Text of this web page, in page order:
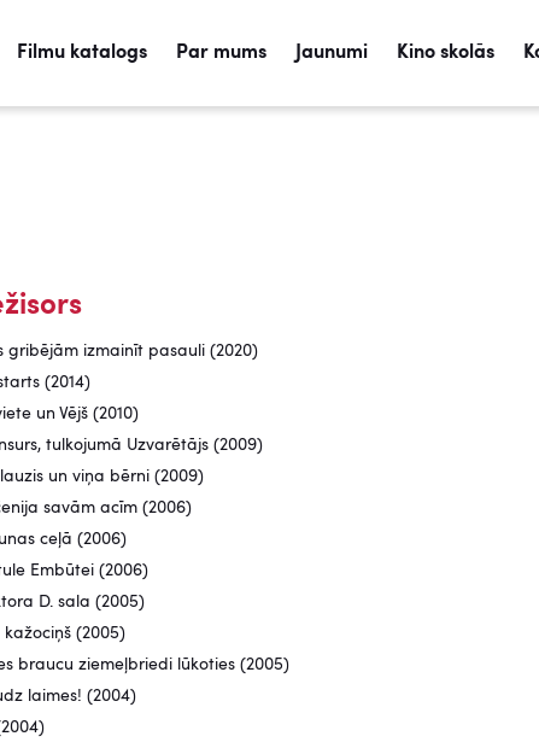
Filmu katalogs Par mums Jaunumi Kino skolās
gribējām izmainīt pasauli (2020)
(2014)
un Vējš (2010)
tulkojumā Uzvarētājs (2009)
un viņa bērni (2009)
savām acīm (2006)
ceļā (2006)
Embūtei (2006)
D. sala (2005)
kažociņš (2005)
braucu ziemeļbriedi lūkoties (2005)
laimes! (2004)